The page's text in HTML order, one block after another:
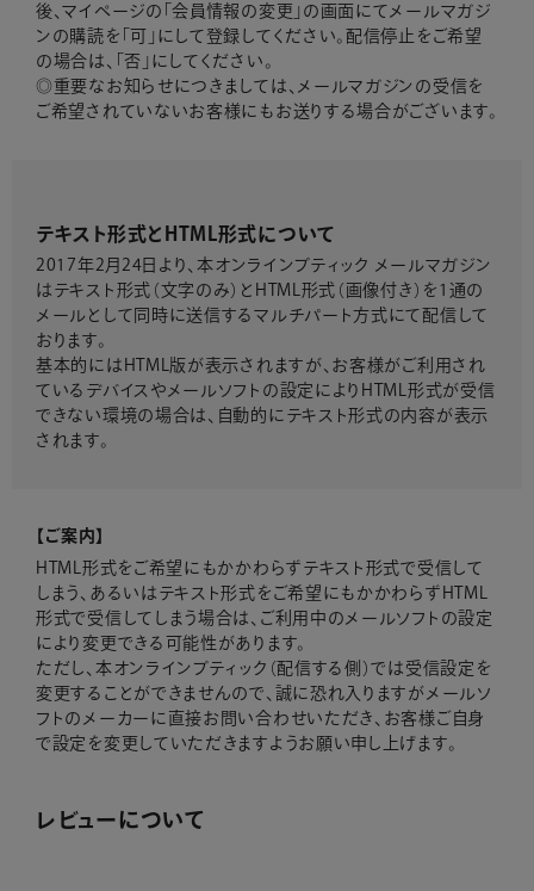
後、マイページの「会員情報の変更」の画面にてメールマガジ
ンの購読を「可」にして登録してください。配信停止をご希望
の場合は、「否」にしてください。
◎重要なお知らせにつきましては、メールマガジンの受信を
ご希望されていないお客様にもお送りする場合がございます。
テキスト形式とHTML形式について
2017年2月24日より、本オンラインブティック メールマガジン
はテキスト形式（文字のみ）とHTML形式（画像付き）を1通の
メールとして同時に送信するマルチパート方式にて配信して
おります。
基本的にはHTML版が表示されますが、お客様がご利用され
ているデバイスやメールソフトの設定によりHTML形式が受信
できない環境の場合は、自動的にテキスト形式の内容が表示
されます。
【ご案内】
HTML形式をご希望にもかかわらずテキスト形式で受信して
しまう、あるいはテキスト形式をご希望にもかかわらずHTML
形式で受信してしまう場合は、ご利用中のメールソフトの設定
により変更できる可能性があります。
ただし、本オンラインブティック（配信する側）では受信設定を
変更することができませんので、誠に恐れ入りますがメールソ
フトのメーカーに直接お問い合わせいただき、お客様ご自身
で設定を変更していただきますようお願い申し上げます。
レビューについて